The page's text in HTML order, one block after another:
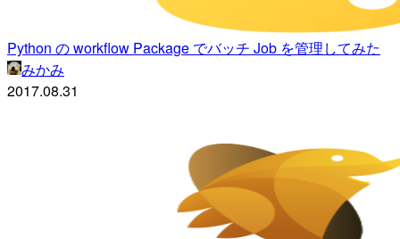
Python の workflow Package でバッチ Job を管理してみた
みかみ
2017.08.31